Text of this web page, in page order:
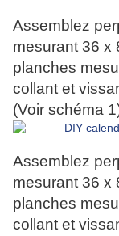
Assemblez
mesurant 36 x
planches
collant et
(Voir schéma
Assemblez
mesurant 36 x
planches
collant et